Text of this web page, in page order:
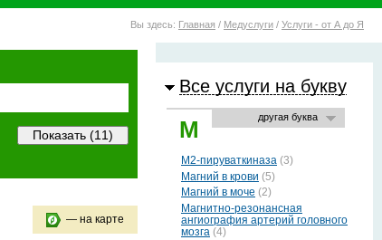
Вы здесь: Главная / Медуслуги / Услуги - от А до Я
Все услуги на букву
другая буква
М
М2-пируваткиназа (3)
Магний в крови (5)
Магний в моче (2)
Магнитно-резонансная
ангиография артерий головного
мозга (4)
— на карте